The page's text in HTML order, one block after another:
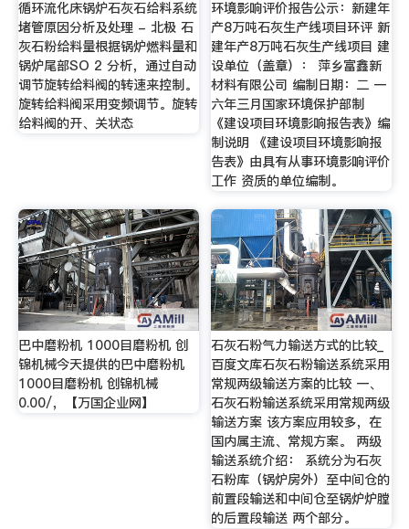
循环流化床锅炉石灰石给料系统
堵管原因分析及处理 - 北极 石
灰石粉给料量根据锅炉燃料量和
锅炉尾部SO 2 分析，通过自动
调节旋转给料阀的转速来控制。
旋转给料阀采用变频调节。旋转
给料阀的开、关状态
环境影响评价报告公示：新建年
产8万吨石灰生产线项目环评 新
建年产8万吨石灰生产线项目 建
设单位（盖章）： 萍乡富鑫新
材料有限公司 编制日期：二 一
六年三月国家环境保护部制
《建设项目环境影响报告表》编
制说明 《建设项目环境影响报
告表》由具有从事环境影响评价
工作 资质的单位编制。
巴中磨粉机 1000目磨粉机 创
锦机械今天提供的巴中磨粉机
1000目磨粉机 创锦机械
0.00/，【万国企业网】
石灰石粉气力输送方式的比较_
百度文库石灰石粉输送系统采用
常规两级输送方案的比较 一、
石灰石粉输送系统采用常规两级
输送方案 该方案应用较多，在
国内属主流、常规方案。 两级
输送系统介绍： 系统分为石灰
石粉库（锅炉房外）至中间仓的
前置段输送和中间仓至锅炉炉膛
的后置段输送 两个部分。